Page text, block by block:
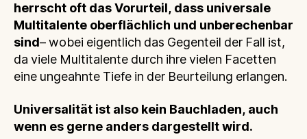
herrscht oft das Vorurteil, dass universale
Multitalente oberflächlich und unberechenbar
sind– wobei eigentlich das Gegenteil der Fall ist,
da viele Multitalente durch ihre vielen Facetten
eine ungeahnte Tiefe in der Beurteilung erlangen.
Universalität ist also kein Bauchladen, auch
wenn es gerne anders dargestellt wird.